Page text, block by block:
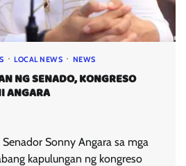
LOCAL NEWS NEWS
NG SENADO, KONGRESO
ANGARA
Senador Sonny Angara sa mga
kapulungan ng kongreso